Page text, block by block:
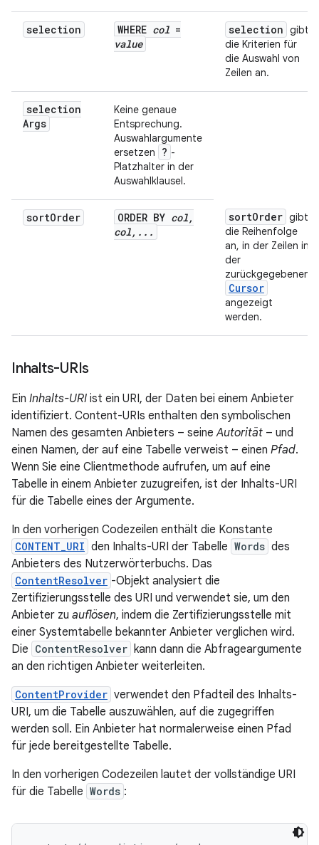
selection WHERE col =
value
selection gibt
die Kriterien für
die Auswahl von
Zeilen an.
selection
Args
Keine genaue
Entsprechung.
Auswahlargumente
ersetzen
? -
Platzhalter in der
Auswahlklausel.
sortOrder ORDER BY col,
col, . . .
sortOrder gibt
die Reihenfolge
an, in der Zeilen in
der
zurückgegebenen
Cursor
angezeigt
werden.
Inhalts-URIs
Ein Inhalts-URI ist ein URI, der Daten bei einem Anbieter
identifiziert. Content-URIs enthalten den symbolischen
Namen des gesamten Anbieters – seineAutorität – und
einen Namen, der auf eine Tabelle verweist – einen Pfad.
Wenn Sie eine Clientmethode aufrufen, um auf eine
Tabelle in einem Anbieter zuzugreifen, ist der Inhalts-URI
für die Tabelle eines der Argumente.
In den vorherigen Codezeilen enthält die Konstante
CONTENT_URI den Inhalts-URI der Tabelle Words des
Anbieters des Nutzerwörterbuchs. Das
ContentResolver -Objekt analysiert die
Zertifizierungsstelle des URI und verwendet sie, um den
Anbieter zu auflösen, indem die Zertifizierungsstelle mit
einer Systemtabelle bekannter Anbieter verglichen wird.
Die ContentResolver kann dann die Abfrageargumente
an den richtigen Anbieter weiterleiten.
ContentProvider verwendet den Pfadteil des Inhalts-
URI, um die Tabelle auszuwählen, auf die zugegriffen
werden soll. Ein Anbieter hat normalerweise einen Pfad
für jede bereitgestellte Tabelle.
In den vorherigen Codezeilen lautet der vollständige URI
für die Tabelle Words :